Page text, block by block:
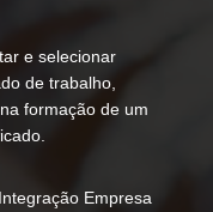
e selecionar
de trabalho,
formação de um
Empresa